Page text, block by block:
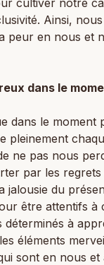
Ainsi,
peur en nous et
dans le
dans le moment
pleinement
ne pas nous
par les regrets
jalousie du
être attentifs à
à
éléments
sont en nous